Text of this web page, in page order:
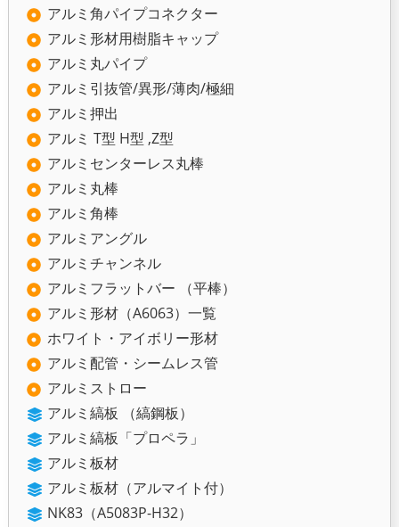
アルミ角パイプコネクター
アルミ形材用樹脂キャップ
アルミ丸パイプ
アルミ引抜管/異形/薄肉/極細
アルミ押出
アルミ T型 H型 ,Z型
アルミセンターレス丸棒
アルミ丸棒
アルミ角棒
アルミアングル
アルミチャンネル
アルミフラットバー （平棒）
アルミ形材（A6063）一覧
ホワイト・アイボリー形材
アルミ配管・シームレス管
アルミストロー
アルミ縞板 （縞鋼板）
アルミ縞板「プロペラ」
アルミ板材
アルミ板材（アルマイト付）
NK83（A5083P-H32）